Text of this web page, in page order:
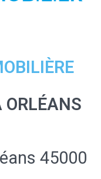
ORLÉANS
45000